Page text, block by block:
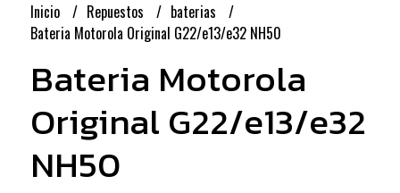
Inicio Repuestos
baterias
Bateria Motorola Original G22/e13/e32 NH50
Bateria Motorola
Original G22/e13/e32
NH50